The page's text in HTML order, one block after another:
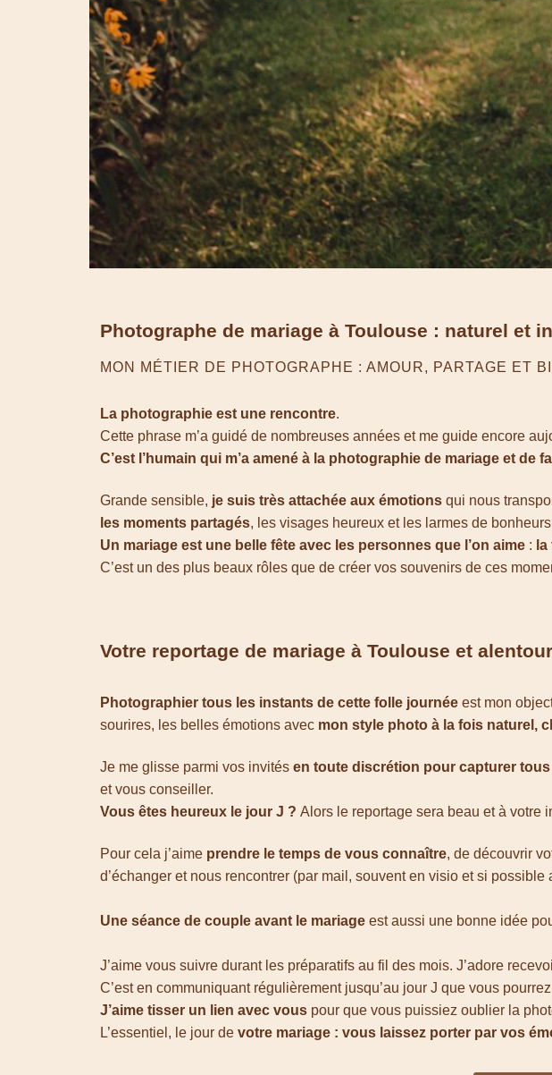
Photographe de mariage à Toulouse : naturel et
MON MÉTIER DE PHOTOGRAPHE : AMOUR, PARTAGE ET
La photographie est une rencontre.
Cette phrase m’a guidé de nombreuses années et me guide encore
C’est l’humain qui m’a amené à la photographie de mariage et de
Grande sensible, je suis très attachée aux émotions qui nous
les moments partagés, les visages heureux et les larmes de
Un mariage est une belle fête avec les personnes que l’on aime :
C’est un des plus beaux rôles que de créer vos souvenirs de ces
Votre reportage de mariage à Toulouse et
Photographier tous les instants de cette folle journée est mon
sourires, les belles émotions avec mon style photo à la fois naturel,
Je me glisse parmi vos invités en toute discrétion pour capturer
et vous conseiller.
Vous êtes heureux le jour J ? Alors le reportage sera beau et à votre
Pour cela j’aime prendre le temps de vous connaître, de découvrir
d’échanger et nous rencontrer (par mail, souvent en visio et si possible
Une séance de couple avant le mariage est aussi une bonne idée
J’aime vous suivre durant les préparatifs au fil des mois. J’adore
C’est en communiquant régulièrement jusqu’au jour J que vous pourrez
J’aime tisser un lien avec vous pour que vous puissiez oublier la
L’essentiel, le jour de votre mariage : vous laissez porter par vos